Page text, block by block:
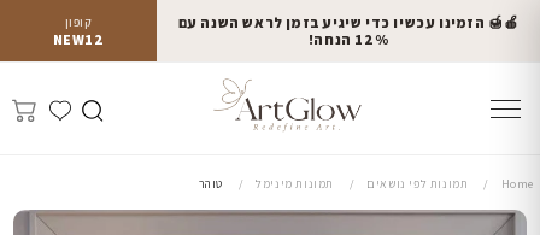
קופון
NEW12
🍎🍯 הזמינו עכשיו כדי שיגיע בזמן לראש השנה עם
12% הנחה!
Home תמונות לפי נושאים תמונות מינימל טוהר